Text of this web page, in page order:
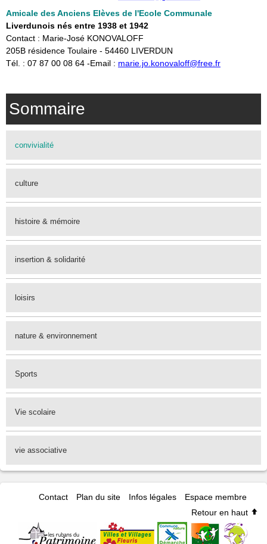
Amicale des Anciens Elèves de l'Ecole Communale
Liverdunois nés entre 1938 et 1942
Contact : Marie-José KONOVALOFF
​205B résidence Toulaire - 54460 LIVERDUN
​Tél. : 07 87 00 08 64 -Email : marie.jo.konovaloff@free.fr
Sommaire
convivialité
culture
histoire & mémoire
insertion & solidarité
loisirs
nature & environnement
Sports
Vie scolaire
vie associative
Contact Plan du site Infos légales
Espace membre
Retour en haut